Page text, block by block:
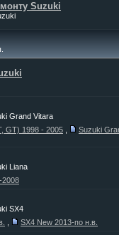
Suzuki
Grand Vitara
GT) 1998 - 2005
Suzuki
Liana
2008
SX4
SX4 New 2013-по н.в.